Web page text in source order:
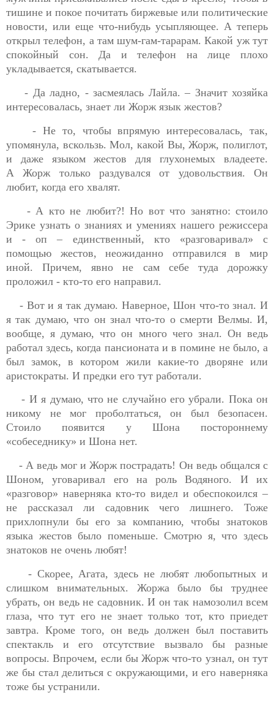
тишине и покое почитать биржевые или политические
новости, или еще что-нибудь усыпляющее. А теперь
открыл телефон, а там шум-гам-тарарам. Какой уж тут
спокойный сон. Да и телефон на лице плохо
укладывается, скатывается.
- Да ладно, - засмеялась Лайла. – Значит хозяйка
интересовалась, знает ли Жоржязык жестов?
- Не то, чтобы впрямую интересовалась, так,
упомянула, вскользь. Мол, какой Вы,Жорж, полиглот,
и даже языком жестов для глухонемых владеете.
АЖорж только раздувался от удовольствия. Он
любит, когда его хвалят.
- А кто не любит?! Но вот что занятно: стоило
Эрике узнать о знаниях и умениях нашего режиссера
и - оп – единственный, кто «разговаривал» с
помощью жестов, неожиданно отправился в мир
иной. Причем, явно не сам себе туда дорожку
проложил - кто-то его направил.
- Вот и я так думаю. Наверное, Шон что-то знал. И
я так думаю, что он знал что-то о смерти Велмы. И,
вообще, я думаю, что он много чего знал. Он ведь
работал здесь, когда пансионата и в помине не было, а
был замок, в котором жили какие-то дворяне или
аристократы. И предки его тут работали.
- И я думаю, что не случайно его убрали. Пока он
никому не мог проболтаться, он был безопасен.
Стоило появится у Шона постороннему
«собеседнику» и Шона нет.
- А ведь мог и Жорж пострадать! Он ведь общался с
Шоном, уговаривал его на роль Водяного. И их
«разговор» наверняка кто-то видел и обеспокоился –
не рассказал ли садовник чего лишнего. Тоже
прихлопнули бы его за компанию, чтобы знатоков
языка жестов было поменьше. Смотрю я, что здесь
знатоков не очень любят!
- Скорее, Агата, здесь не любят любопытных и
слишком внимательных. Жоржа было бы труднее
убрать, он ведь не садовник. И он так намозолил всем
глаза, что тут его не знает только тот, кто приедет
завтра. Кроме того, он ведь должен был поставить
спектакль и его отсутствие вызвало бы разные
вопросы. Впрочем, если бы Жоржчто-то узнал, он тут
же бы стал делиться с окружающими, и его наверняка
тоже бы устранили.